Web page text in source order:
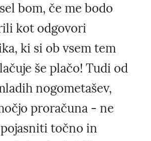
bom, če me bodo
kot odgovori
ki si ob vsem tem
še plačo! Tudi od
nogometašev,
proračuna - ne
točno in